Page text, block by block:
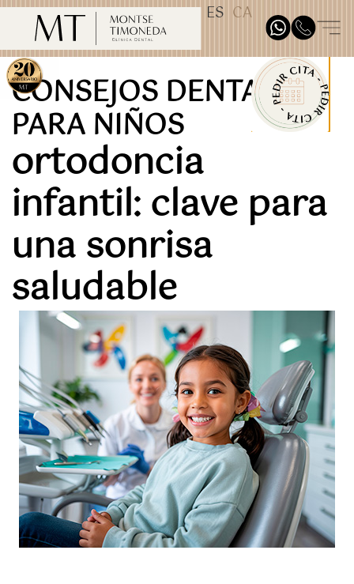
TEST31887 ES CA
CONSEJOS DENTALES
PARA NIÑOS
ortodoncia
infantil: clave para
una sonrisa
saludable